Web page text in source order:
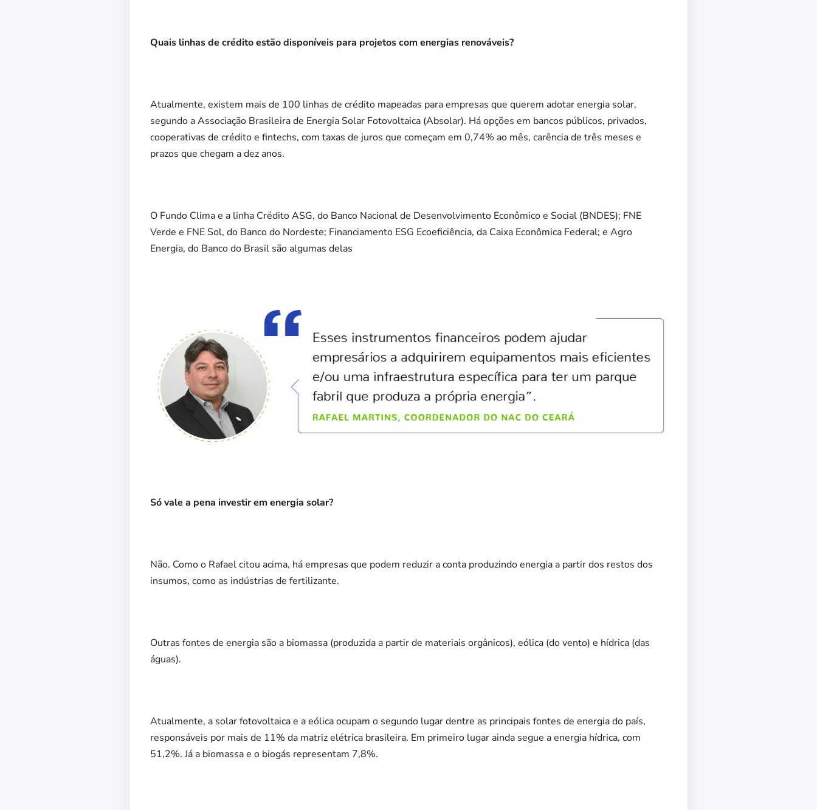
Quais linhas de crédito estão disponíveis para projetos com energias renováveis?
Atualmente, existem mais de 100 linhas de crédito mapeadas para empresas que querem adotar energia solar,
segundo a Associação Brasileira de Energia Solar Fotovoltaica (Absolar). Há opções em bancos públicos, privados,
cooperativas de crédito e fintechs, com taxas de juros que começam em 0,74% ao mês, carência de três meses e
prazos que chegam a dez anos.
O Fundo Clima e a linha Crédito ASG, do Banco Nacional de Desenvolvimento Econômico e Social (BNDES); FNE
Verde e FNE Sol, do Banco do Nordeste; Financiamento ESG Ecoeficiência, da Caixa Econômica Federal; e Agro
Energia, do Banco do Brasil são algumas delas
Só vale a pena investir em energia solar?
Não. Como o Rafael citou acima, há empresas que podem reduzir a conta produzindo energia a partir dos restos dos
insumos, como as indústrias de fertilizante.
Outras fontes de energia são a biomassa (produzida a partir de materiais orgânicos), eólica (do vento) e hídrica (das
águas).
Atualmente, a solar fotovoltaica e a eólica ocupam o segundo lugar dentre as principais fontes de energia do país,
responsáveis por mais de 11% da matriz elétrica brasileira. Em primeiro lugar ainda segue a energia hídrica, com
51,2%. Já a biomassa e o biogás representam 7,8%.